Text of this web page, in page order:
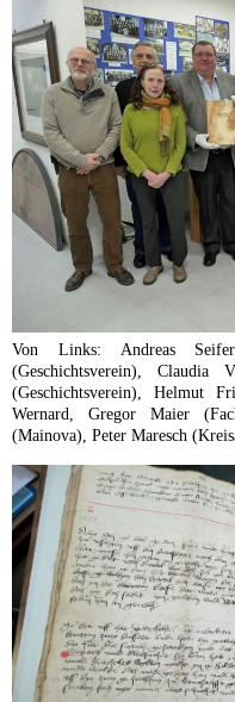
Von Links: Andreas
(Geschichtsverein), Claudia
(Geschichtsverein), Helmut
Wernard, Gregor Maier
(Mainova), Peter Maresch